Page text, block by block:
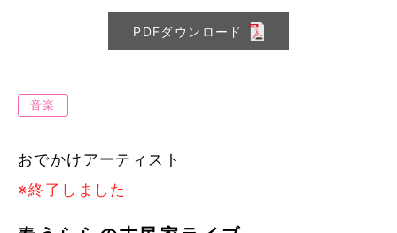
PDFダウンロード
音楽
おでかけアーティスト
※終了しました